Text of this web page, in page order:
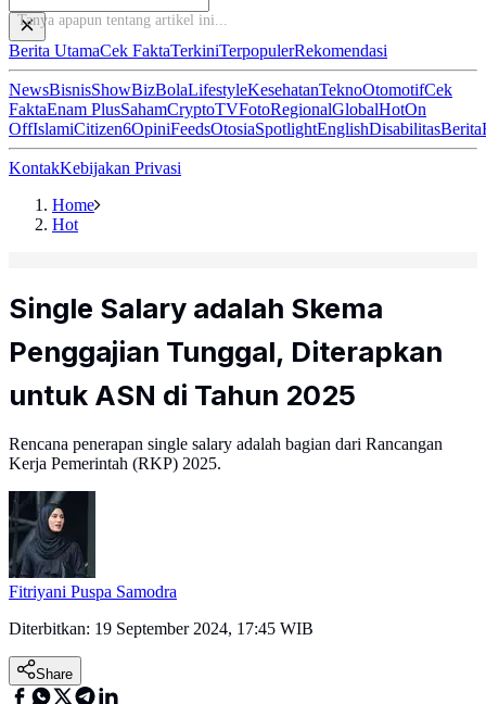
Tanya apapun
Berita UtamaCek FaktaTerkiniTerpopulerRekomendasi
NewsBisnisShowBizBolaLifestyleKesehatanTeknoOtomotifCek
FaktaEnam PlusSahamCryptoTVFotoRegionalGlobalHotOn
OffIslamiCitizen6OpiniFeedsOtosiaSpotlightEnglishDisabilitasBerita
KontakKebijakan Privasi
Home
Hot
Single Salary adalah Skema
Penggajian Tunggal, Diterapkan
untuk ASN di Tahun 2025
Rencana penerapan single salary adalah bagian dari Rancangan
Kerja Pemerintah (RKP) 2025.
Fitriyani Puspa Samodra
Diterbitkan: 19 September 2024, 17:45 WIB
Share